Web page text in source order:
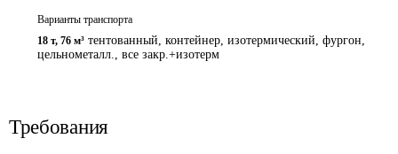
Варианты транспорта
18 т, 76 м³ тентованный, контейнер, изотермический, фургон,
цельнометалл., все закр.+изотерм
Требования